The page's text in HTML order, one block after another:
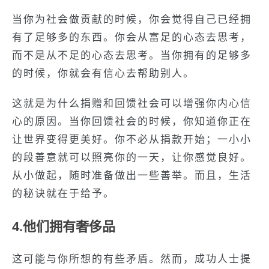
当你为社会做贡献的时候，你会觉得自己已经拥
有了足够多的东西。你会从富足的心态去思考，
而不是从不足的心态去思考。当你拥有的足够多
的时候，你就会有信心去帮助别人。
这就是为什么捐赠和回馈社会可以增强你内心信
心的原因。当你回馈社会的时候，你知道你正在
让世界变得更美好。你不必从捐款开始；一小小
的段善意就可以照亮你的一天，让你感觉良好。
从小做起，随时准备做出一些善举。而且，生活
的秘诀就在于给予。
4.他们拥有奢侈品
这可能与你所想的有些矛盾。然而，成功人士提